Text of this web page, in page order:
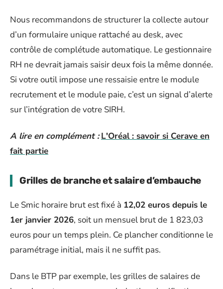
Nous recommandons de structurer la collecte autour
d’un formulaire unique rattaché au desk, avec
contrôle de complétude automatique. Le gestionnaire
RH ne devrait jamais saisir deux fois la même donnée.
Si votre outil impose une ressaisie entre le module
recrutement et le module paie, c’est un signal d’alerte
sur l’intégration de votre SIRH.
A lire en complément : L'Oréal : savoir si Cerave en
fait partie
Grilles de branche et salaire d’embauche
Le Smic horaire brut est fixé à 12,02 euros depuis le
1er janvier 2026, soit un mensuel brut de 1 823,03
euros pour un temps plein. Ce plancher conditionne le
paramétrage initial, mais il ne suffit pas.
Dans le BTP par exemple, les grilles de salaires de